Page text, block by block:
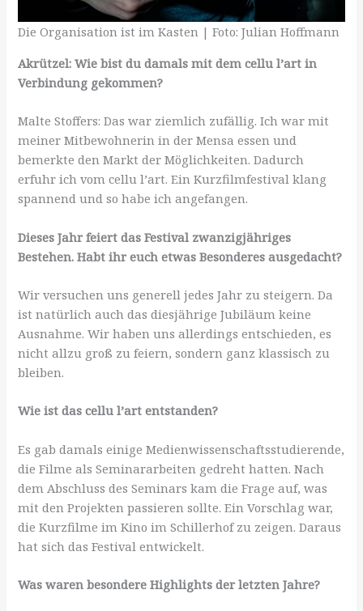
Die Organisation ist im Kasten | Foto: Julian Hoffmann
Akrützel: Wie bist du damals mit dem cellu l’art in
Verbindung gekommen?
Malte Stoffers: Das war ziemlich zufällig. Ich war mit
meiner Mitbewohnerin in der Mensa essen und
bemerkte den Markt der Möglichkeiten. Dadurch
erfuhr ich vom cellu l’art. Ein Kurzfilmfestival klang
spannend und so habe ich angefangen.
Dieses Jahr feiert das Festival zwanzigjähriges
Bestehen. Habt ihr euch etwas Besonderes ausgedacht?
Wir versuchen uns generell jedes Jahr zu steigern. Da
ist natürlich auch das diesjährige Jubiläum keine
Ausnahme. Wir haben uns allerdings entschieden, es
nicht allzu groß zu feiern, sondern ganz klassisch zu
bleiben.
Wie ist das cellu l’art entstanden?
Es gab damals einige Medienwissenschaftsstudierende,
die Filme als Seminararbeiten gedreht hatten. Nach
dem Abschluss des Seminars kam die Frage auf, was
mit den Projekten passieren sollte. Ein Vorschlag war,
die Kurzfilme im Kino im Schillerhof zu zeigen. Daraus
hat sich das Festival entwickelt.
Was waren besondere Highlights der letzten Jahre?